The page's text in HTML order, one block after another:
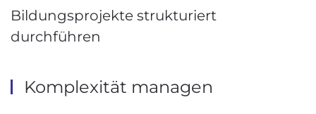
Bildungsprojekte strukturiert
durchführen
Komplexität managen